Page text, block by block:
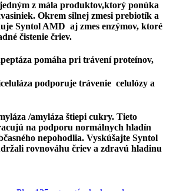
z mála produktov,ktorý ponúka
Okrem silnej zmesi prebiotík a
Syntol AMD aj zmes enzýmov, ktoré
čistenie čriev.
pomáha pri trávení proteínov,
podporuje trávenie celulózy a
/amyláza štiepi cukry. Tieto
na podporu normálnych hladín
nepohodlia. Vyskúšajte Syntol
rovnováhu čriev a zdravú hladinu